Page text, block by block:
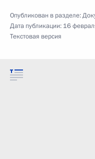
Опубликован в разделе:
Дата публикации: 16
Текстовая версия